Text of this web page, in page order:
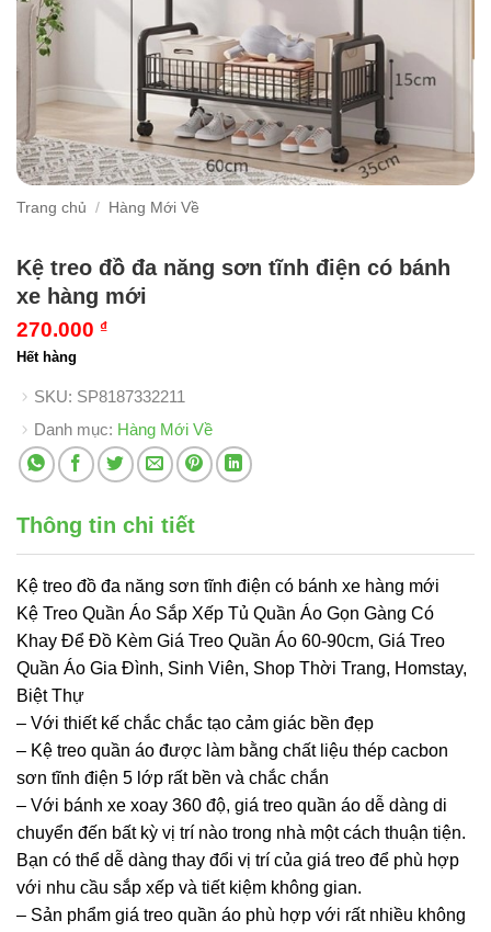
Trang chủ / Hàng Mới Về
Kệ treo đồ đa năng sơn tĩnh điện có bánh
xe hàng mới
270.000 ₫
Hết hàng
SKU: SP8187332211
Danh mục: Hàng Mới Về
Thông tin chi tiết
Kệ treo đồ đa năng sơn tĩnh điện có bánh xe hàng mới
Kệ Treo Quần Áo Sắp Xếp Tủ Quần Áo Gọn Gàng Có
Khay Để Đồ Kèm Giá Treo Quần Áo 60-90cm, Giá Treo
Quần Áo Gia Đình, Sinh Viên, Shop Thời Trang, Homstay,
Biệt Thự
– Với thiết kế chắc chắc tạo cảm giác bền đẹp
– Kệ treo quần áo được làm bằng chất liệu thép cacbon
sơn tĩnh điện 5 lớp rất bền và chắc chắn
– Với bánh xe xoay 360 độ, giá treo quần áo dễ dàng di
chuyển đến bất kỳ vị trí nào trong nhà một cách thuận tiện.
Bạn có thể dễ dàng thay đổi vị trí của giá treo để phù hợp
với nhu cầu sắp xếp và tiết kiệm không gian.
– Sản phẩm giá treo quần áo phù hợp với rất nhiều không